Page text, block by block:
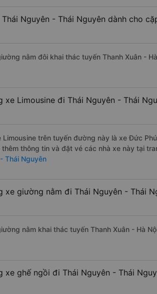
Nguyên - Thái Nguyên dành cho
nằm đôi khai thác tuyến Thanh Xuân -
xe Limousine đi Thái Nguyên - Thái
trên tuyến đường này là xe Đức
thông tin và đặt vé các nhà xe này tại
Thái Nguyên
xe giường nằm đi Thái Nguyên - Thái
nằm khai thác tuyến Thanh Xuân - Hà
xe ghế ngồi đi Thái Nguyên - Thái